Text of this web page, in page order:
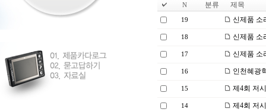
N 분류 제목
19 신제품 소
18 신제품 소
17 신제품 소
16 인천혜광
15 제4회 저
14 제4회 저